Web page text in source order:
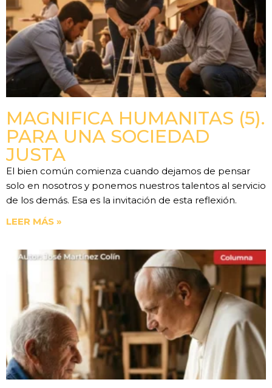
MAGNIFICA HUMANITAS (5).
PARA UNA SOCIEDAD
JUSTA
El bien común comienza cuando dejamos de pensar
solo en nosotros y ponemos nuestros talentos al servicio
de los demás. Esa es la invitación de esta reflexión.
LEER MÁS »